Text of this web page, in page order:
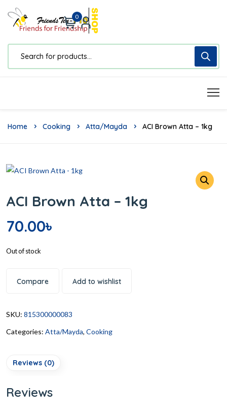
0
Home Cooking Atta/Mayda ACI Brown Atta – 1kg
ACI Brown Atta – 1kg
70.00৳
Out of stock
Compare Add to wishlist
SKU: 815300000083
Categories: Atta/Mayda, Cooking
Reviews (0)
Reviews